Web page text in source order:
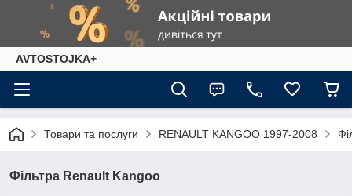
AVTOSTOJKA+
Товари та послуги RENAULT KANGOO 1997-2008
Фільтра Renault Kangoo